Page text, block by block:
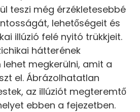
teszi még érzékletesebbé
lehetőségeit és
illúzió felé nyitó trükkjeit.
hátterének
megkerülni, amit a
el. Ábrázolhatatlan
az illúziót megteremtő
ebben a fejezetben.